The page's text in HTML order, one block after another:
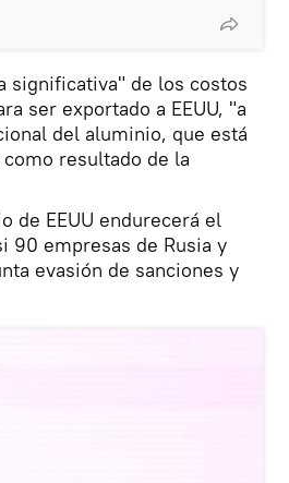
significativa" de los costos
ser exportado a EEUU, "a
del aluminio, que está
resultado de la
de EEUU endurecerá el
90 empresas de Rusia y
evasión de sanciones y